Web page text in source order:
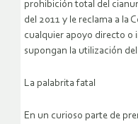
prohibición total del
del 2011 y le reclama a la
cualquier apoyo directo o
supongan la utilización
La palabrita fatal
En un curioso parte de